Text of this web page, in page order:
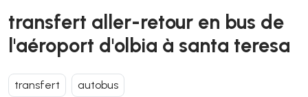
transfert aller-retour en bus de
l'aéroport d'olbia à santa teresa
transfert autobus